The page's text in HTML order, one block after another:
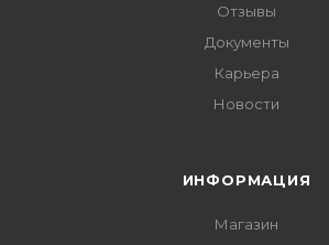
Отзывы
Документы
Карьера
Новости
ИНФОРМАЦИЯ
Магазин